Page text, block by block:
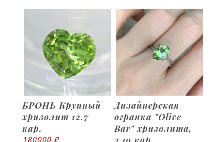
БРОНЬ Крупный
хризолит 12.7
кар.
180000 ₽
Дизайнерская
огранка "Olive
Bar" хризолита,